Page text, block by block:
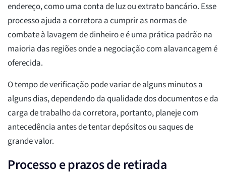
endereço, como uma conta de luz ou extrato bancário. Esse
processo ajuda a corretora a cumprir as normas de
combate à lavagem de dinheiro e é uma prática padrão na
maioria das regiões onde a negociação com alavancagem é
oferecida.
O tempo de verificação pode variar de alguns minutos a
alguns dias, dependendo da qualidade dos documentos e da
carga de trabalho da corretora, portanto, planeje com
antecedência antes de tentar depósitos ou saques de
grande valor.
Processo e prazos de retirada